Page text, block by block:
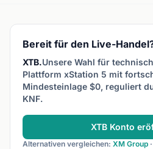
Bereit für den Live-
XTB.Unsere Wahl für
Plattform xStation 5 mit
Mindesteinlage $0, reguliert
KNF.
XTB Konto
Alternativen vergleichen: XM Group ·